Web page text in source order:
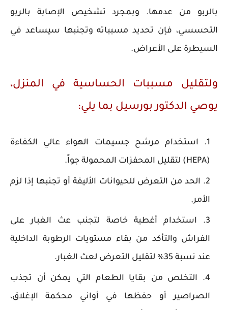
بالربو من عدمها. وبمجرد تشخيص الإصابة بالربو
التحسسي، فإن تحديد مسبباته وتجنبها سيساعد في
السيطرة على الأعراض.
ولتقليل مسببات الحساسية في المنزل،
يوصي الدكتور بورسيل بما يلي:
استخدام مرشح جسيمات الهواء عالي الكفاءة
(HEPA) لتقليل المحفزات المحمولة جواً.
الحد من التعرض للحيوانات الأليفة أو تجنبها إذا لزم
الأمر.
استخدام أغطية خاصة لتجنب عث الغبار على
الفراش والتأكد من بقاء مستويات الرطوبة الداخلية
عند نسبة 35٪ لتقليل التعرض لعث الغبار.
التخلص من بقايا الطعام التي يمكن أن تجذب
الصراصير أو حفظها في أواني محكمة الإغلاق،